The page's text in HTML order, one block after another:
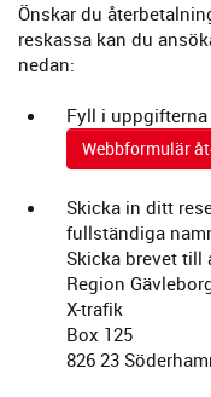
Önskar du
reskassa kan du
nedan:
Fyll i
Webbformulär
Skicka in ditt
fullständiga
Skicka brevet till
Region
X-trafik
Box 125
826 23